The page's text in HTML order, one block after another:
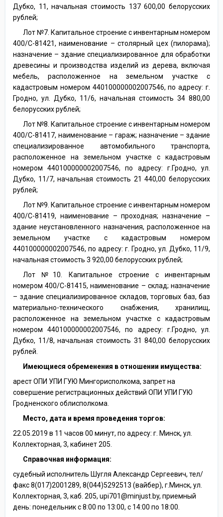
Дубко, 11, начальная стоимость 137 600,00 белорусских
рублей;
Лот №7. Капитальное строение с инвентарным номером
400/С-81421, наименование – столярный цех (пилорама);
назначение – здание специализированное для обработки
древесины и производства изделий из дерева, включая
мебель, расположенное на земельном участке с
кадастровым номером 440100000002007546, по адресу: г.
Гродно, ул. Дубко, 11/6, начальная стоимость 34 880,00
белорусских рублей;
Лот №8. Капитальное строение с инвентарным номером
400/С-81417, наименование – гараж; назначение – здание
специализированное автомобильного транспорта,
расположенное на земельном участке с кадастровым
номером 440100000002007546, по адресу: г.Гродно, ул.
Дубко, 11/7, начальная стоимость 21 440,00 белорусских
рублей;
Лот №9. Капитальное строение с инвентарным номером
400/С-81419, наименование – проходная; назначение –
здание неустановленного назначения, расположенное на
земельном участке с кадастровым номером
440100000002007546, по адресу: г. Гродно, ул. Дубко, 11/9,
начальная стоимость 3 920,00 белорусских рублей;
Лот №10. Капитальное строение с инвентарным
номером 400/С-81415, наименование – склад; назначение
– здание специализированное складов, торговых баз, баз
материально-технического снабжения, хранилищ,
расположенное на земельном участке с кадастровым
номером 440100000002007546, по адресу: г.Гродно, ул.
Дубко, 11/8, начальная стоимость 31 840,00 белорусских
рублей.
Имеющиеся обременения в отношении имущества:
арест ОПИ УПИ ГУЮ Мингорисполкома, запрет на
совершение регистрационных действий ОПИ УПИ ГУЮ
Гродненского облисполкома.
Место, дата и время проведения торгов:
22.05.2019 в 11 часов 00 минут, по адресу: г. Минск, ул.
Коллекторная, 3, кабинет 205.
Справочная информация:
судебный исполнитель Шугля Александр Сергеевич, тел/
факс 8(017)2001289, 8(044)5292513 (вайбер), г.Минск, ул.
Коллекторная, 3, каб. 205, upi701@minjust.by, приемный
день: понедельник с 8:00 по 13:00, с 14:00 по 18:00.